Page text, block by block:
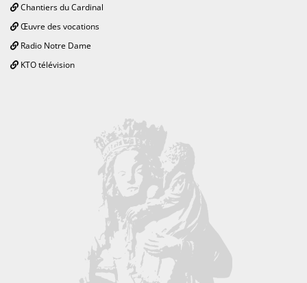
Chantiers du Cardinal
Œuvre des vocations
Radio Notre Dame
KTO télévision